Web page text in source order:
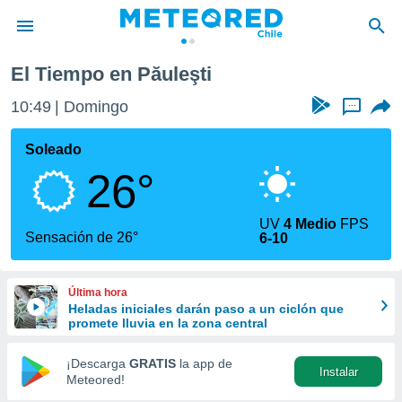
de
por
que se
calidad.
a este
las
y
forma
digital
basada
El Tiempo en Păuleşti
10:49 Domingo ...
Soleado
26°
Sensación de 26°
UV4 Medio FPS
6-10
Última hora
Heladas iniciales darán paso a un ciclón que
promete lluvia en la zona central
¡Descarga GRATIS la app de
Meteored!
Instalar